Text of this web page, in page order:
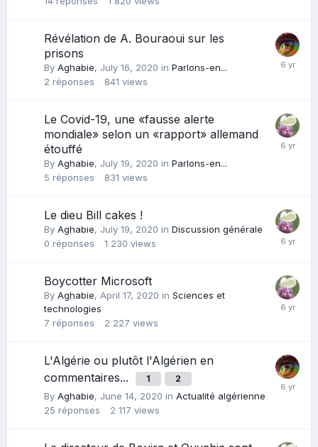
Révélation de A. Bouraoui sur les
prisons
By Aghabie, July 16, 2020 in Parlons-en...
2 réponses 841 views
Le Covid-19, une «fausse alerte
mondiale» selon un «rapport» allemand
étouffé
By Aghabie, July 19, 2020 in Parlons-en...
5 réponses 831 views
Le dieu Bill cakes !
By Aghabie, July 19, 2020 in Discussion générale
0 réponses 1 230 views
Boycotter Microsoft
By Aghabie, April 17, 2020 in Sciences et
technologies
7 réponses 2 227 views
L'Algérie ou plutôt l'Algérien en
commentaires...
1 2
By Aghabie, June 14, 2020 in Actualité algérienne
25 réponses 2 117 views